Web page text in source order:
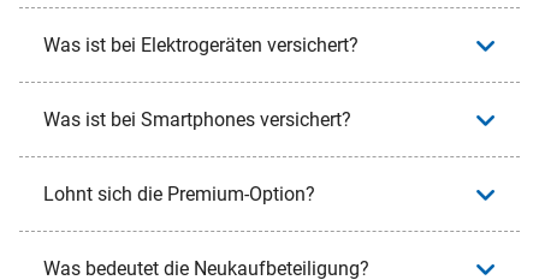
Was ist bei Elektrogeräten versichert?
Was ist bei Smartphones versichert?
Lohnt sich die Premium-Option?
Was bedeutet die Neukaufbeteiligung?